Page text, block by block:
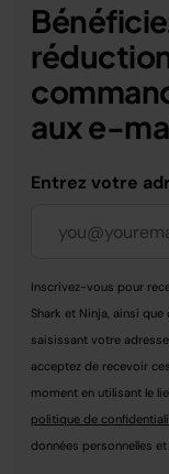
aux e-
Entrez votre
Inscrivez-vous pour
Shark et Ninja, ainsi
saisissant votre
acceptez de recevoir
moment en utilisant le
politique de
données personnelles